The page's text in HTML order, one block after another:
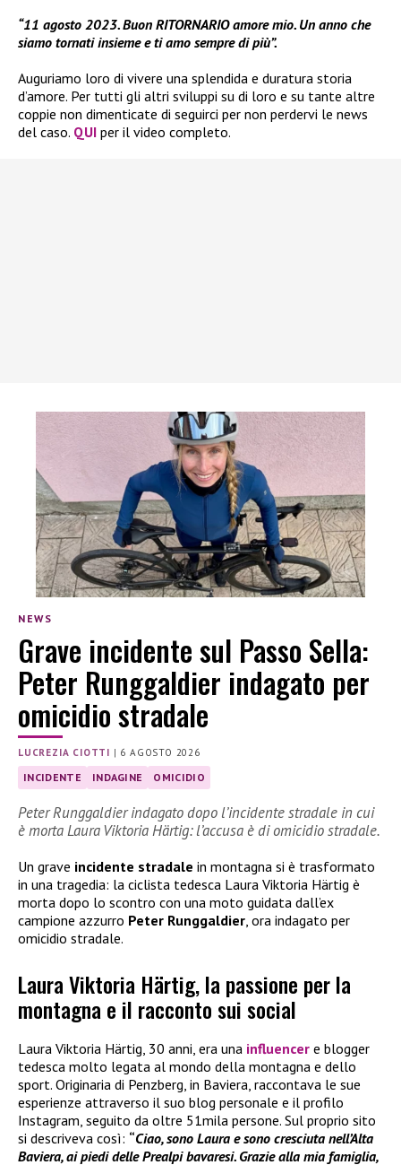
“11 agosto 2023. Buon RITORNARIO amore mio. Un anno che
siamo tornati insieme e ti amo sempre di più”.
Auguriamo loro di vivere una splendida e duratura storia
d’amore. Per tutti gli altri sviluppi su di loro e su tante altre
coppie non dimenticate di seguirci per non perdervi le news
del caso. QUI per il video completo.
NEWS
Grave incidente sul Passo Sella:
Peter Runggaldier indagato per
omicidio stradale
LUCREZIA CIOTTI | 6 AGOSTO 2026
INCIDENTE INDAGINE OMICIDIO
Peter Runggaldier indagato dopo l’incidente stradale in cui
è morta Laura Viktoria Härtig: l’accusa è di omicidio stradale.
Un grave incidente stradale in montagna si è trasformato
in una tragedia: la ciclista tedesca Laura Viktoria Härtig è
morta dopo lo scontro con una moto guidata dall’ex
campione azzurro Peter Runggaldier, ora indagato per
omicidio stradale.
Laura Viktoria Härtig, la passione per la
montagna e il racconto sui social
Laura Viktoria Härtig, 30 anni, era una influencer e blogger
tedesca molto legata al mondo della montagna e dello
sport. Originaria di Penzberg, in Baviera, raccontava le sue
esperienze attraverso il suo blog personale e il profilo
Instagram, seguito da oltre 51mila persone. Sul proprio sito
si descriveva così: “Ciao, sono Laura e sono cresciuta nell’Alta
Baviera, ai piedi delle Prealpi bavaresi. Grazie alla mia famiglia,